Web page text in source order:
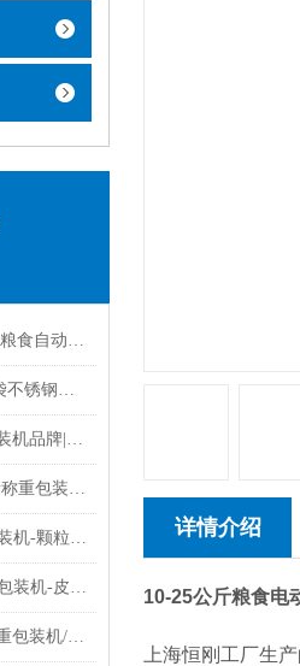
定量包装机,颗粒自动包装机,粮食自动包装机批发|设备
称重式双斗玉米散称颗粒装袋不锈钢移动式包装机厂家定制
饲料颗粒包装机/肥料自动包装机品牌|图片
10-50kg自动打包秤/玉米定量称重包装秤品牌|定制
肥料自动包装机-肥料自动包装机-颗粒自动包装机批发价|品牌
粮食自动包装机-移动式粮食包装机-皮带式粮食包装机厂家供应
粮食自动包装机/饲料颗粒称重包装机/自动封口包装机设备
详情介绍
10-25公斤粮食电
上海恒刚工厂生